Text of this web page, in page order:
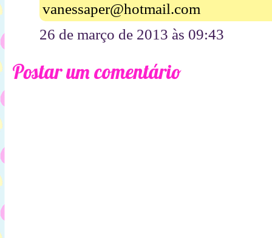
vanessaper@hotmail.com
26 de março de 2013 às 09:43
Postar um comentário